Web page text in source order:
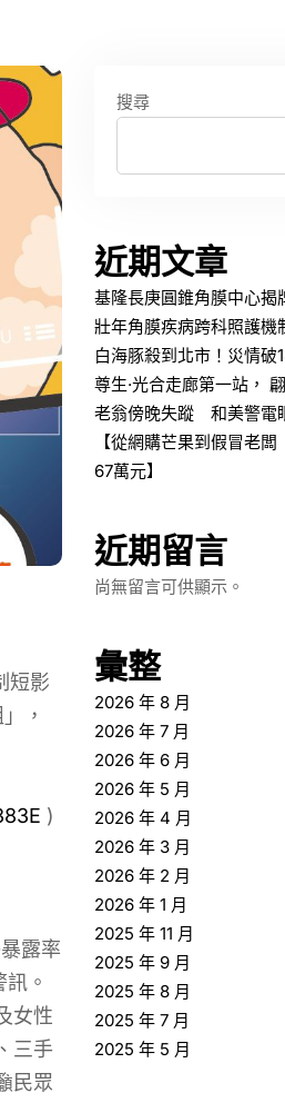
短影
，
)
露率
。
女性
三手
民眾
搜尋
近期文章
基隆長庚圓錐角膜中心
壯年角膜疾病跨科照護機
白海豚殺到北市！災情
尊生·光合走廊第一站，
老翁傍晚失蹤 和美警電
【從網購芒果到假冒老
67萬元】
近期留言
尚無留言可供顯示。
彙整
2026 年 8 月
2026 年 7 月
2026 年 6 月
2026 年 5 月
2026 年 4 月
2026 年 3 月
2026 年 2 月
2026 年 1 月
2025 年 11 月
2025 年 9 月
2025 年 8 月
2025 年 7 月
2025 年 5 月